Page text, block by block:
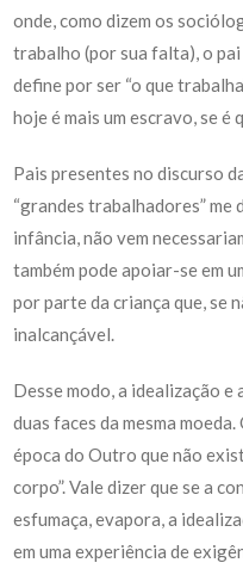
onde, como dizem os
trabalho (por sua falta), o
define por ser “o que
hoje é mais um escravo, se é
Pais presentes no discurso
“grandes trabalhadores” me
infância, não vem
também pode apoiar-se em
por parte da criança que, se
inalcançável.
Desse modo, a idealização
duas faces da mesma
época do Outro que não
corpo”. Vale dizer que se a
esfumaça, evapora, a
em uma experiência de